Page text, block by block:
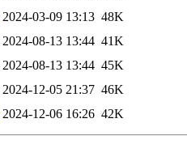
2024-03-09 13:13 48K
2024-08-13 13:44 41K
2024-08-13 13:44 45K
2024-12-05 21:37 46K
2024-12-06 16:26 42K